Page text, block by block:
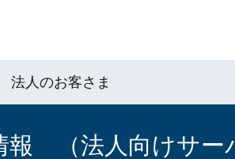
法人のお客さま
報 （法人向けサー